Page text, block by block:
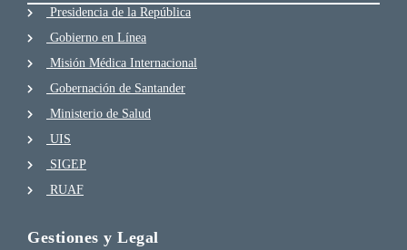
Presidencia de la República
Gobierno en Línea
Misión Médica Internacional
Gobernación de Santander
Ministerio de Salud
UIS
SIGEP
RUAF
Gestiones y Legal